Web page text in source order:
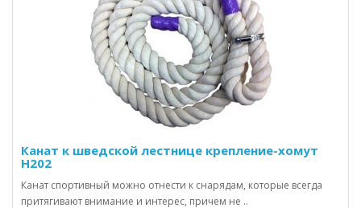
Канат к шведской лестнице крепление-хомут
H202
Канат спортивный можно отнести к снарядам, которые всегда
притягивают внимание и интерес, причем не ..